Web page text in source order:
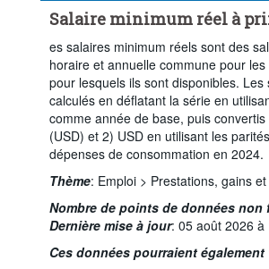
Salaire minimum réel à
es salaires minimum réels sont des
horaire et annuelle commune pour
pour lesquels ils sont disponibles.
calculés en déflatant la série en
comme année de base, puis
(USD) et 2) USD en utilisant les
dépenses de consommation en 2024.
Thème: Emploi > Prestations, gains
Nombre de points de données non
Dernière mise à jour: 05 août 2026 à
Ces données pourraient